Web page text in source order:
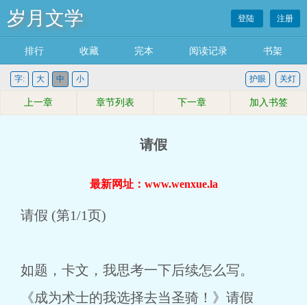
岁月文学 登陆 注册
排行 收藏 完本 阅读记录 书架
字: 大 中 小 关灯
护眼
上一章 章节列表 下一章 加入书签
请假
最新网址：www.wenxue.la
请假 (第1/1页)
如题，卡文，我思考一下后续怎么写。
《成为术士的我选择去当圣骑！》请假